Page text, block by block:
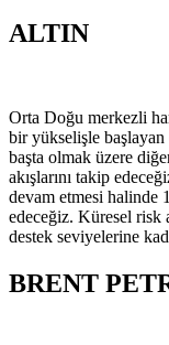
ALTIN
Orta Doğu merkezli
bir yükselişle
başta olmak üzere
akışlarını takip
devam etmesi halinde
edeceğiz. Küresel risk
destek seviyelerine
BRENT